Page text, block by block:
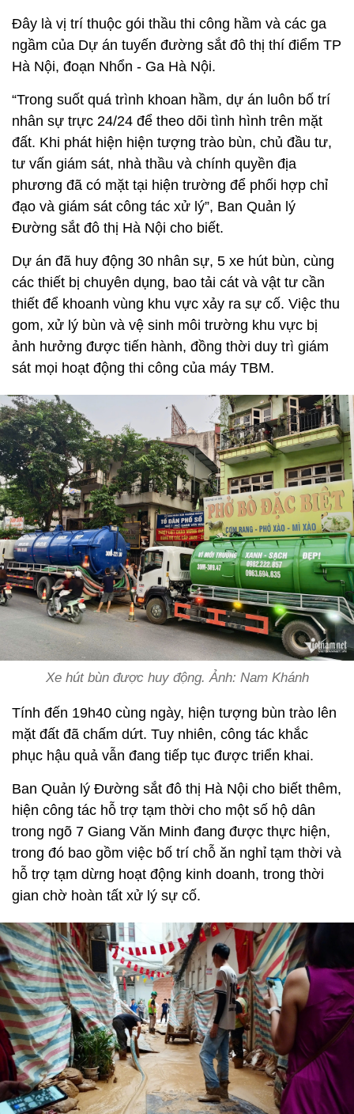
Đây là vị trí thuộc gói thầu thi công hầm và các ga
ngầm của Dự án tuyến đường sắt đô thị thí điểm TP
Hà Nội, đoạn Nhổn - Ga Hà Nội.
“Trong suốt quá trình khoan hầm, dự án luôn bố trí
nhân sự trực 24/24 để theo dõi tình hình trên mặt
đất. Khi phát hiện hiện tượng trào bùn, chủ đầu tư,
tư vấn giám sát, nhà thầu và chính quyền địa
phương đã có mặt tại hiện trường để phối hợp chỉ
đạo và giám sát công tác xử lý”, Ban Quản lý
Đường sắt đô thị Hà Nội cho biết.
Dự án đã huy động 30 nhân sự, 5 xe hút bùn, cùng
các thiết bị chuyên dụng, bao tải cát và vật tư cần
thiết để khoanh vùng khu vực xảy ra sự cố. Việc thu
gom, xử lý bùn và vệ sinh môi trường khu vực bị
ảnh hưởng được tiến hành, đồng thời duy trì giám
sát mọi hoạt động thi công của máy TBM.
Xe hút bùn được huy động. Ảnh: Nam Khánh
Tính đến 19h40 cùng ngày, hiện tượng bùn trào lên
mặt đất đã chấm dứt. Tuy nhiên, công tác khắc
phục hậu quả vẫn đang tiếp tục được triển khai.
Ban Quản lý Đường sắt đô thị Hà Nội cho biết thêm,
hiện công tác hỗ trợ tạm thời cho một số hộ dân
trong ngõ 7 Giang Văn Minh đang được thực hiện,
trong đó bao gồm việc bố trí chỗ ăn nghỉ tạm thời và
hỗ trợ tạm dừng hoạt động kinh doanh, trong thời
gian chờ hoàn tất xử lý sự cố.